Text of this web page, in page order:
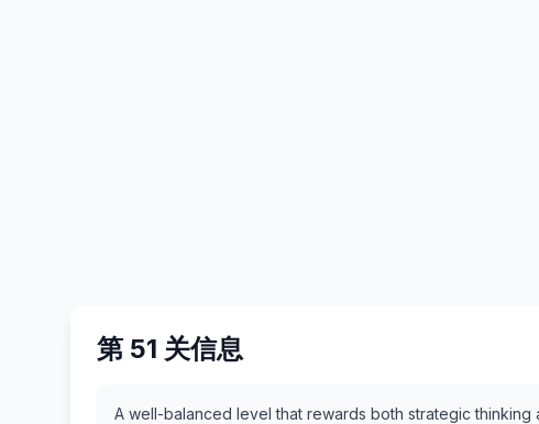
第 51 关信息
A well-balanced level that rewards both strategic